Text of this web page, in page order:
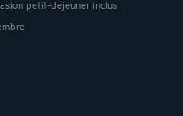
petit-déjeuner inclus